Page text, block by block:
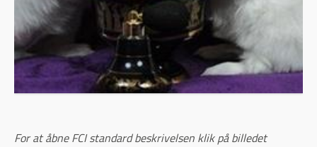
For at åbne FCI standard beskrivelsen klik på billedet